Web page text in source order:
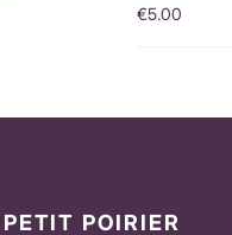
Price
€5.00
PETIT POIRIER